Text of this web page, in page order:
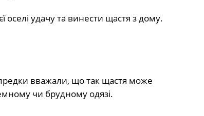
оселі удачу та винести щастя з дому.
вважали, що так щастя може
чи брудному одязі.